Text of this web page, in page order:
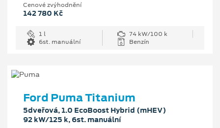
Cenové zvýhodnění
142 780 Kč
1 l
74 kW/100 k
6st. manuální
Benzín
Ford Puma Titanium
5dveřová, 1.0 EcoBoost Hybrid (mHEV)
92 kW/125 k, 6st. manuální